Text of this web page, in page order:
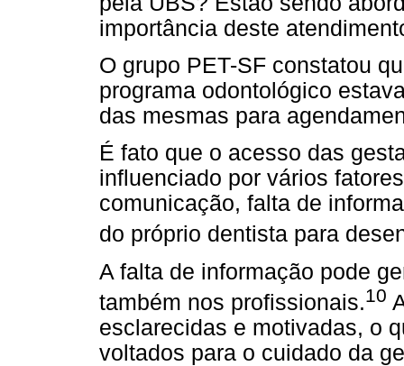
importância deste
O grupo PET-SF constatou
programa odontológico
das mesmas para
É fato que o acesso das
influenciado por vários
comunicação, falta de
do próprio dentista para
A falta de informação pode
também nos profissionais.10
esclarecidas e motivadas, o
voltados para o cuidado da